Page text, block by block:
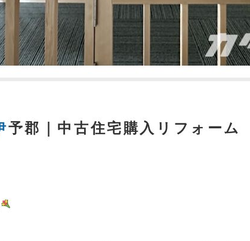
伊予郡｜中古住宅購入リフォーム